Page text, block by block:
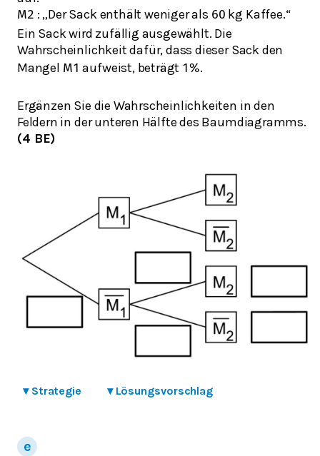
M2 : „Der Sack enthält weniger als 60 kg Kaffee.“
Ein Sack wird zufällig ausgewählt. Die
Wahrscheinlichkeit dafür, dass dieser Sack den
Mangel M1 aufweist, beträgt 1%.
Ergänzen Sie die Wahrscheinlichkeiten in den
Feldern in der unteren Hälfte des Baumdiagramms.
(4 BE)
▾ Strategie ▾ Lösungsvorschlag